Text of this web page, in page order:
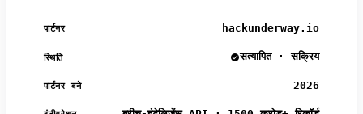
पार्टनर hackunderway.io
स्थिति सत्यापित · सक्रिय
पार्टनर बने 2026